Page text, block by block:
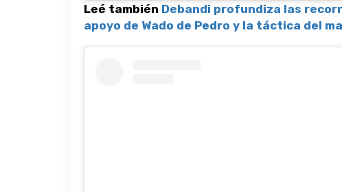
Leé también Debandi profundiza las
apoyo de Wado de Pedro y la táctica del